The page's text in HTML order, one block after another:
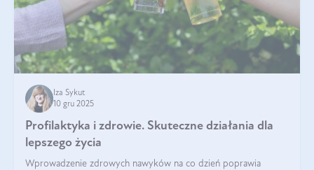
Iza Sykut
10 gru 2025
Profilaktyka i zdrowie. Skuteczne działania dla
lepszego życia
Wprowadzenie zdrowych nawyków na co dzień poprawia